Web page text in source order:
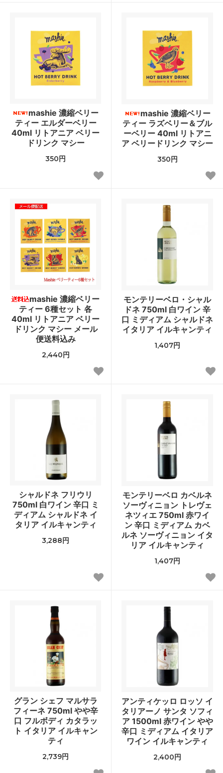
mashie 濃縮ベリー
ティー エルダーベリー
40ml リトアニア ベリー
ドリンク マシー
350円
mashie 濃縮ベリー
ティー ラズベリー＆ブル
ーベリー 40ml リトアニ
ア ベリードリンク マシー
350円
mashie 濃縮ベリー
ティー 6種セット 各
40ml リトアニア ベリー
ドリンク マシー メール
便送料込み
2,440円
モンテリーベロ・シャル
ドネ 750ml 白ワイン 辛
口 ミディアム シャルドネ
イタリア イルキャンティ
1,407円
シャルドネ フリウリ
750ml 白ワイン 辛口 ミ
ディアム シャルドネ イ
タリア イルキャンティ
3,288円
モンテリーベロ カベルネ
ソーヴィニョン トレヴェ
ネツィエ 750ml 赤ワイ
ン 辛口 ミディアム カベ
ルネ ソーヴィニョン イタ
リア イルキャンティ
1,407円
グラン シェフ マルサラ
フィーネ 750ml やや辛
口 フルボディ カタラッ
ト イタリア イルキャン
ティ
2,739円
アンティケッロ ロッソ イ
タリアーノ サンタ ソフィ
ア 1500ml 赤ワイン やや
辛口 ミディアム イタリア
ワイン イルキャンティ
2,400円